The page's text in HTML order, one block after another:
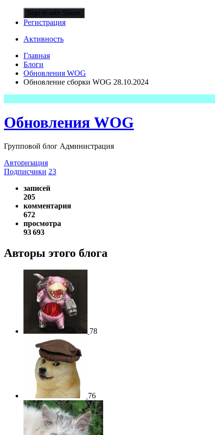
Sign in with Steam
Регистрация
Активность
Главная
Блоги
Обновления WOG
Обновление сборки WOG 28.10.2024
Обновления WOG
Групповой блог Администрация
Авторизация
Подписчики 23
записей
205
комментария
672
просмотра
93 693
Авторы этого блога
78
76